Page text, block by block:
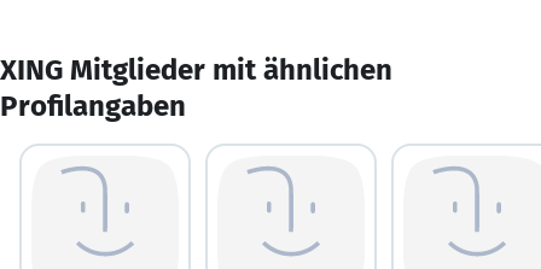
XING Mitglieder mit ähnlichen
Profilangaben